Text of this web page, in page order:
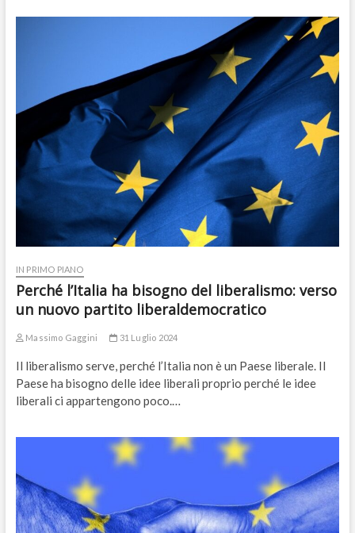
IN PRIMO PIANO
Perché l’Italia ha bisogno del liberalismo: verso
un nuovo partito liberaldemocratico
Massimo Gaggini 31 Luglio 2024
Il liberalismo serve, perché l’Italia non è un Paese liberale. Il
Paese ha bisogno delle idee liberali proprio perché le idee
liberali ci appartengono poco.…